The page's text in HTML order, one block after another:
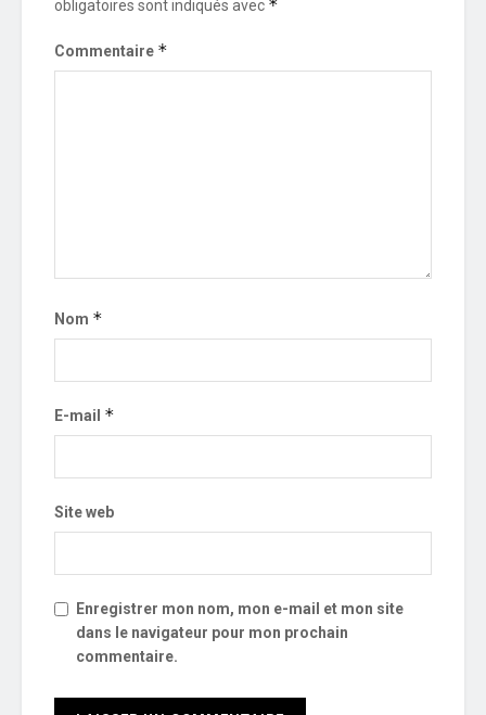
obligatoires sont indiqués avec *
Commentaire *
Nom *
E-mail *
Site web
Enregistrer mon nom, mon e-mail et mon site
dans le navigateur pour mon prochain
commentaire.